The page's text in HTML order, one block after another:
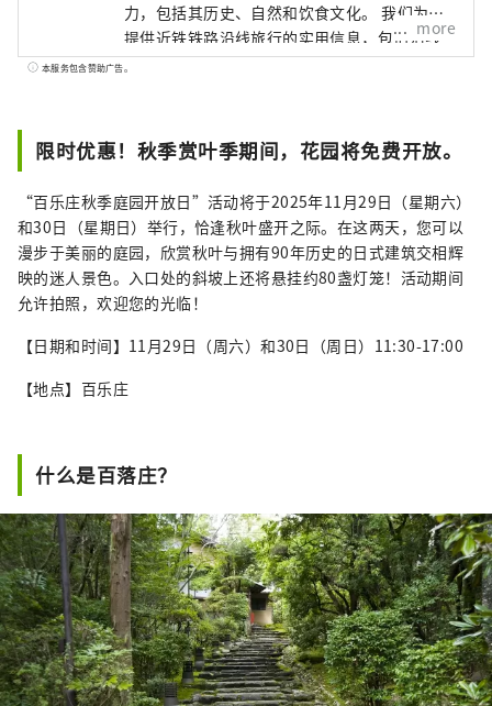
力，包括其历史、自然和饮食文化。 我们为您
提供近铁铁路沿线旅行的实用信息，包括沿线
观光景点、推荐餐厅和酒店，以及有用的旅行
屿，景色宁静优美，是理想的游船目的地。
more
本服务包含赞助广告。
限时优惠！秋季赏叶季期间，花园将免费开放。
“百乐庄秋季庭园开放日”活动将于2025年11月29日（星期六）
和30日（星期日）举行，恰逢秋叶盛开之际。在这两天，您可以
漫步于美丽的庭园，欣赏秋叶与拥有90年历史的日式建筑交相辉
映的迷人景色。入口处的斜坡上还将悬挂约80盏灯笼！活动期间
允许拍照，欢迎您的光临！
【日期和时间】11月29日（周六）和30日（周日）11:30-17:00
【地点】百乐庄
什么是百落庄？